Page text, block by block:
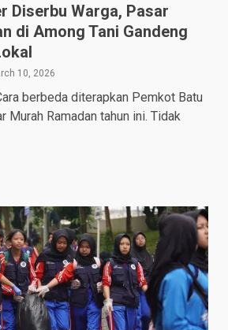
Diserbu Warga, Pasar
di Among Tani Gandeng
10, 2026
berbeda diterapkan Pemkot Batu
Murah Ramadan tahun ini. Tidak